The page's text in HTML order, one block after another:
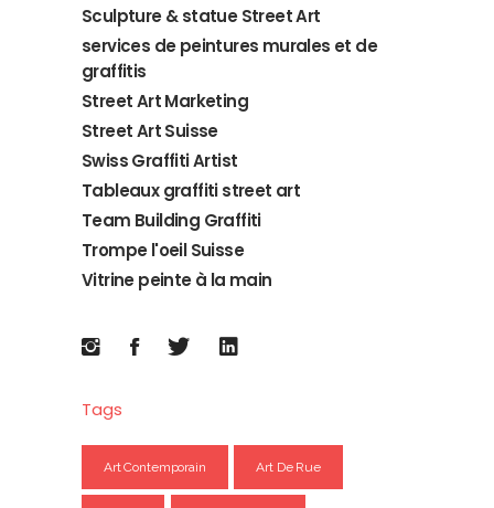
Sculpture & statue Street Art
services de peintures murales et de
graffitis
Street Art Marketing
Street Art Suisse
Swiss Graffiti Artist
Tableaux graffiti street art
Team Building Graffiti
Trompe l'oeil Suisse
Vitrine peinte à la main
Tags
Art Contemporain Art De Rue